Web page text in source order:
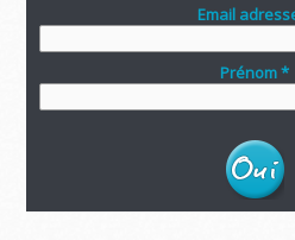
Email
Prénom *